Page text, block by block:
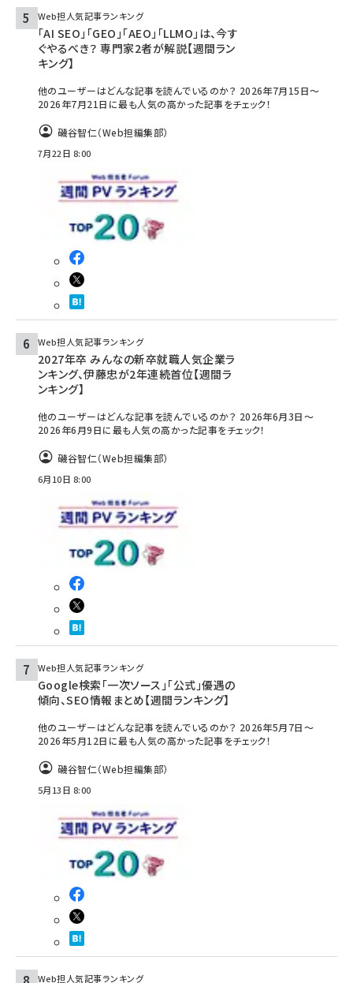
Web担人気記事ランキング
「AI SEO」「GEO」「AEO」「LLMO」は、今す
ぐやるべき？ 専門家2者が解説【週間ラン
キング】
他のユーザーはどんな記事を読んでいるのか？ 2026年7月15日～
2026年7月21日に最も人気の高かった記事をチェック！
磯谷智仁（Web担編集部）
7月22日 8:00
Web担人気記事ランキング
2027年卒 みんなの新卒就職人気企業ラ
ンキング、伊藤忠が2年連続首位【週間ラ
ンキング】
他のユーザーはどんな記事を読んでいるのか？ 2026年6月3日～
2026年6月9日に最も人気の高かった記事をチェック！
磯谷智仁（Web担編集部）
6月10日 8:00
Web担人気記事ランキング
Google検索「一次ソース」「公式」優遇の
傾向、SEO情報まとめ【週間ランキング】
他のユーザーはどんな記事を読んでいるのか？ 2026年5月7日～
2026年5月12日に最も人気の高かった記事をチェック！
磯谷智仁（Web担編集部）
5月13日 8:00
Web担人気記事ランキング